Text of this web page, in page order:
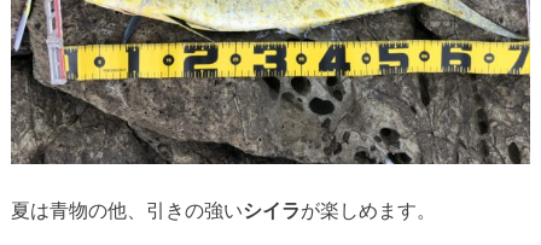
夏は青物の他、引きの強いシイラが楽しめます。